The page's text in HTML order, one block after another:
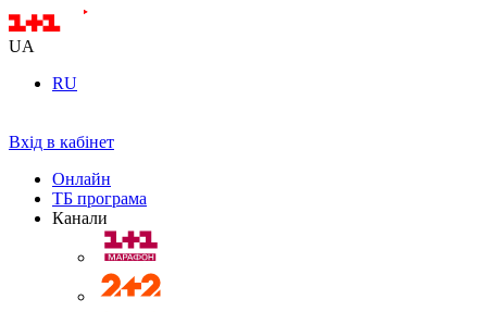
UA
RU
Вхід в кабінет
Онлайн
ТБ програма
Канали